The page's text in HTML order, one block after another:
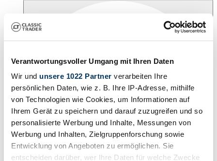
Verantwortungsvoller Umgang mit Ihren Daten
Wir und unsere 1022 Partner verarbeiten Ihre
persönlichen Daten, wie z. B. Ihre IP-Adresse, mithilfe
von Technologien wie Cookies, um Informationen auf
Ihrem Gerät zu speichern und darauf zuzugreifen und so
personalisierte Werbung und Inhalte, Messungen von
Werbung und Inhalten, Zielgruppenforschung sowie
Entwicklung von Angeboten zu ermöglichen. Sie
entscheiden darüber, wer Ihre Daten für welche Zwecke